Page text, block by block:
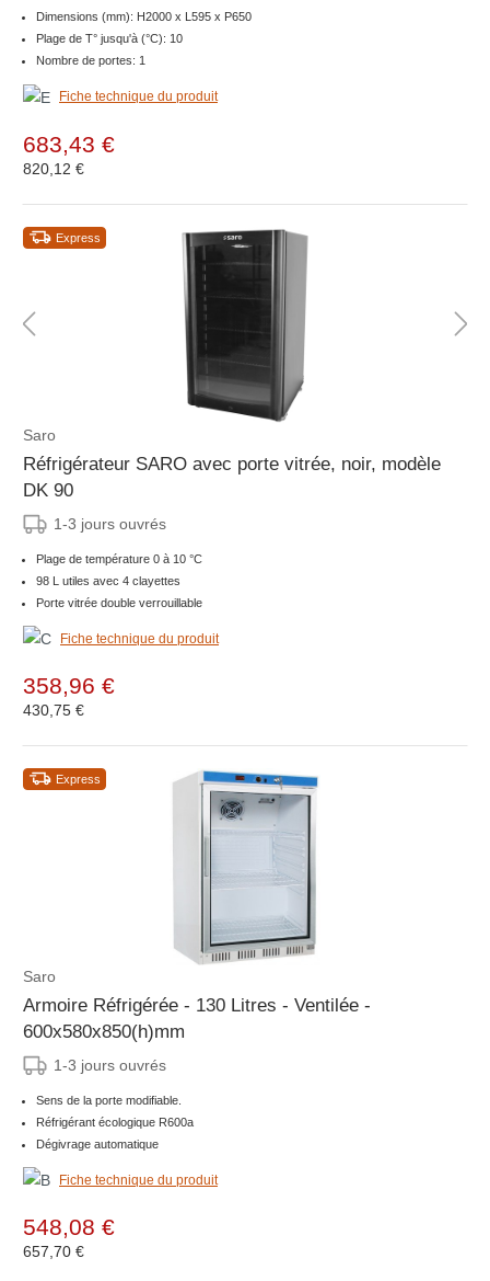
Dimensions (mm): H2000 x L595 x P650
Plage de T° jusqu'à (°C): 10
Nombre de portes: 1
Fiche technique du produit
683,43 €
820,12 €
Express
Saro
Réfrigérateur SARO avec porte vitrée, noir, modèle
DK 90
1-3 jours ouvrés
Plage de température 0 à 10 °C
98 L utiles avec 4 clayettes
Porte vitrée double verrouillable
Fiche technique du produit
358,96 €
430,75 €
Express
Saro
Armoire Réfrigérée - 130 Litres - Ventilée -
600x580x850(h)mm
1-3 jours ouvrés
Sens de la porte modifiable.
Réfrigérant écologique R600a
Dégivrage automatique
Fiche technique du produit
548,08 €
657,70 €